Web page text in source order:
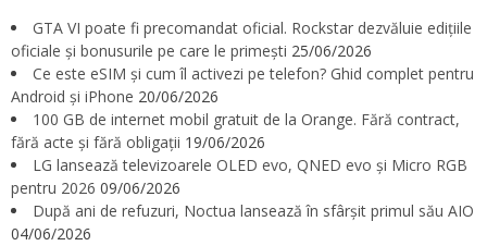
GTA VI poate fi precomandat oficial. Rockstar dezvăluie edițiile
oficiale și bonusurile pe care le primești 25/06/2026
Ce este eSIM și cum îl activezi pe telefon? Ghid complet pentru
Android și iPhone 20/06/2026
100 GB de internet mobil gratuit de la Orange. Fără contract,
fără acte și fără obligații 19/06/2026
LG lansează televizoarele OLED evo, QNED evo și Micro RGB
pentru 2026 09/06/2026
După ani de refuzuri, Noctua lansează în sfârșit primul său AIO
04/06/2026